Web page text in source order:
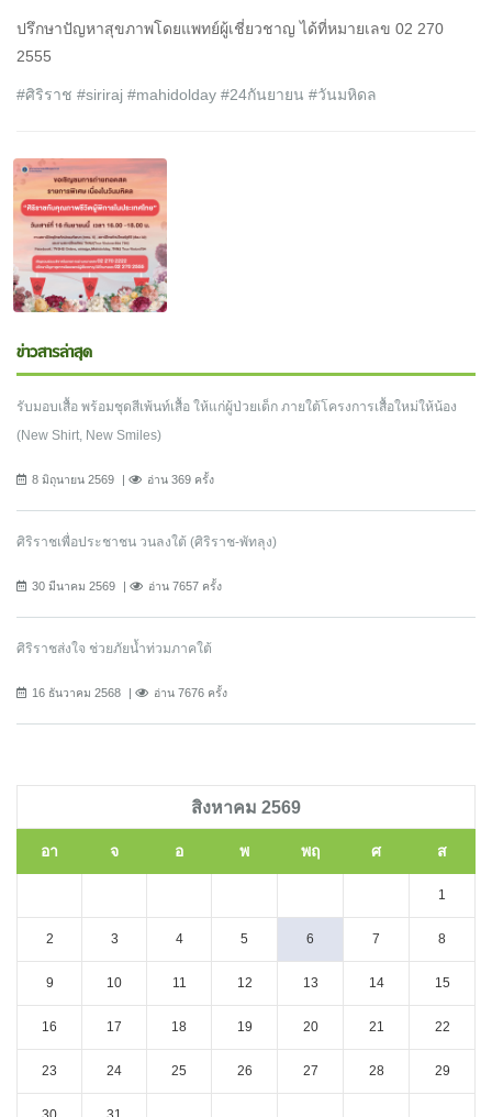
ปรึกษาปัญหาสุขภาพโดยแพทย์ผู้เชี่ยวชาญ ได้ที่หมายเลข 02 270
2555
#ศิริราช #siriraj #mahidolday #24กันยายน #วันมหิดล
ข่าวสารล่าสุด
รับมอบเสื้อ พร้อมชุดสีเพ้นท์เสื้อ ให้แก่ผู้ป่วยเด็ก ภายใต้โครงการเสื้อใหม่ให้น้อง
(New Shirt, New Smiles)
8 มิถุนายน 2569 อ่าน 369 ครั้ง
ศิริราชเพื่อประชาชน วนลงใต้ (ศิริราช-พัทลุง)
30 มีนาคม 2569 อ่าน 7657 ครั้ง
ศิริราชส่งใจ ช่วยภัยน้ำท่วมภาคใต้
16 ธันวาคม 2568 อ่าน 7676 ครั้ง
สิงหาคม 2569
อา จ อ พ พฤ ศ ส
1
2 3 4 5 6 7 8
9 10 11 12 13 14 15
16 17 18 19 20 21 22
23 24 25 26 27 28 29